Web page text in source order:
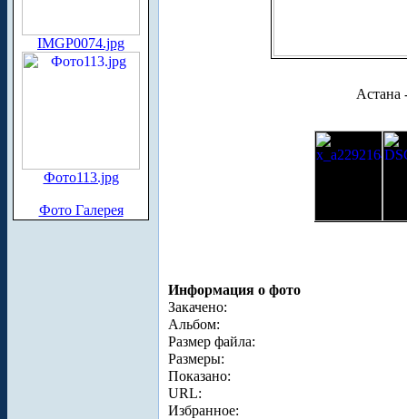
IMGP0074.jpg
Фото113.jpg
Фото Галерея
Астана
Информация о фото
Закачено:
Альбом:
Размер файла:
Размеры:
Показано:
URL:
Избранное: